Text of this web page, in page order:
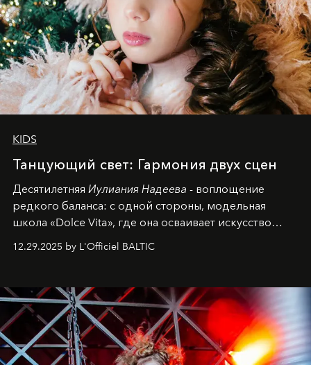
KIDS
Танцующий свет: Гармония двух сцен
Десятилетняя Иулиания Надеева - воплощение
редкого баланса: с одной стороны, модельная
школа «Dolce Vita», где она осваивает искусство
позы и образа, с другой - подготовительная
балетная студия при хореографическом училище,
танцевального пути за плечами.
12.29.2025 by L'Officiel BALTIC